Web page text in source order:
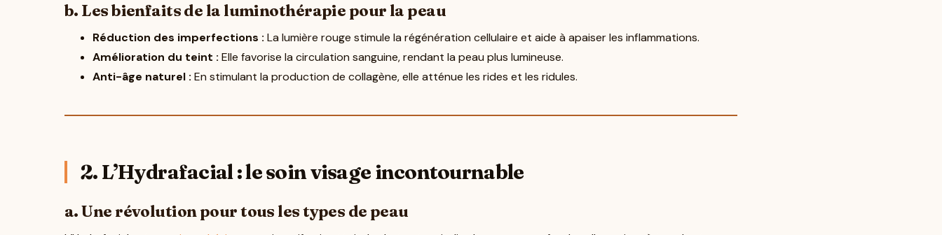
b. Les bienfaits de la luminothérapie pour la peau
Réduction des imperfections : La lumière rouge stimule la régénération cellulaire et aide à apaiser les inflammations.
Amélioration du teint : Elle favorise la circulation sanguine, rendant la peau plus lumineuse.
Anti-âge naturel : En stimulant la production de collagène, elle atténue les rides et les ridules.
2. L’Hydrafacial : le soin visage incontournable
a. Une révolution pour tous les types de peau